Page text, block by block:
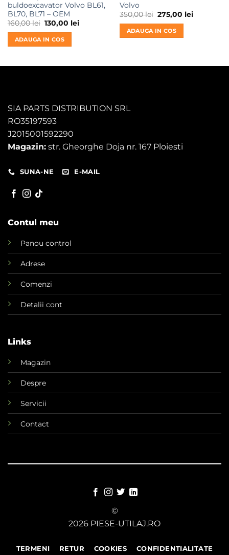
buldoexcavator Volvo BL61,
BL70, BL71 – OEM
160,00lei Prețul
inițial
a
fost:
160,00 lei.
130,00 leiPrețul
ADAUGA IN COS
Volvo
350,00lei Prețul
inițial
a
fost:
350,00 lei.
275,00 leiPrețul
ADAUGA IN COS
SIA PARTS DISTRIBUTION SRL
RO35197593
J2015001592290
Magazin: str. Gheorghe Doja nr. 167 Ploiesti
SUNA-NE E-MAIL
Contul meu
Panou control
Adrese
Comenzi
Detalii cont
Links
Magazin
Despre
Servicii
Contact
©
2026 PIESE-UTILAJ.RO
TERMENI RETUR COOKIES CONFIDENTIALITATE